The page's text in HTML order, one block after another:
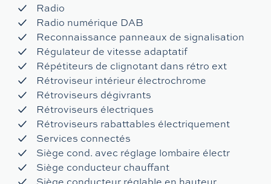
Radio
Radio numérique DAB
Reconnaissance panneaux de signalisation
Régulateur de vitesse adaptatif
Répétiteurs de clignotant dans rétro ext
Rétroviseur intérieur électrochrome
Rétroviseurs dégivrants
Rétroviseurs électriques
Rétroviseurs rabattables électriquement
Services connectés
Siège cond. avec réglage lombaire électr
Siège conducteur chauffant
Siège conducteur réglable en hauteur